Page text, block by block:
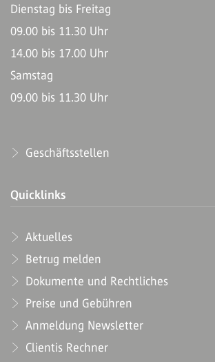
Dienstag bis Freitag
09.00 bis 11.30 Uhr
14.00 bis 17.00 Uhr
Samstag
09.00 bis 11.30 Uhr
Geschäftsstellen
Quicklinks
Aktuelles
Betrug melden
Dokumente und Rechtliches
Preise und Gebühren
Anmeldung Newsletter
Clientis Rechner